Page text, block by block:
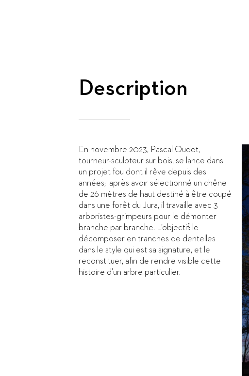
Description
En novembre 2023, Pascal Oudet,
tourneur-sculpteur sur bois, se lance dans
un projet fou dont il rêve depuis des
années; après avoir sélectionné un chêne
de 26 mètres de haut destiné à être coupé
dans une forêt du Jura, il travaille avec 3
arboristes-grimpeurs pour le démonter
branche par branche. L’objectif: le
décomposer en tranches de dentelles
dans le style qui est sa signature, et le
reconstituer, afin de rendre visible cette
histoire d’un arbre particulier.